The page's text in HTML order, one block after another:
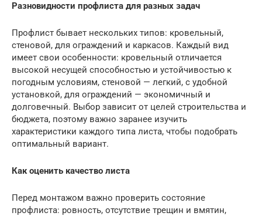
Разновидности профлиста для разных задач
Профлист бывает нескольких типов: кровельный,
стеновой, для ограждений и каркасов. Каждый вид
имеет свои особенности: кровельный отличается
высокой несущей способностью и устойчивостью к
погодным условиям, стеновой — легкий, с удобной
установкой, для ограждений — экономичный и
долговечный. Выбор зависит от целей строительства и
бюджета, поэтому важно заранее изучить
характеристики каждого типа листа, чтобы подобрать
оптимальный вариант.
Как оценить качество листа
Перед монтажом важно проверить состояние
профлиста: ровность, отсутствие трещин и вмятин,